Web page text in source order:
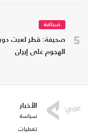
5
صحافة
صحيفة: قطر لعبت
الهجوم على إيران
الأخبار
سياسة
تغطيات